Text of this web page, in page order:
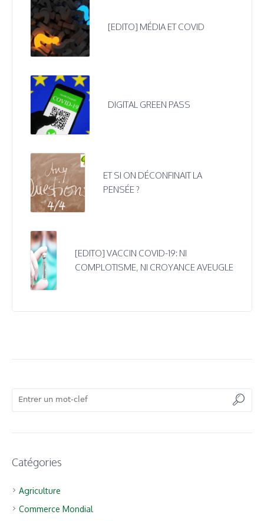
[EDITO] MÉDIA ET COVID
DIGITAL GREEN PASS
ET SI ON DÉCONFINAIT LA
PENSÉE ?
[EDITO] VACCIN COVID-19: NI
COMPLOTISME, NI CROYANCE AVEUGLE
Catégories
Agriculture
Commerce Mondial